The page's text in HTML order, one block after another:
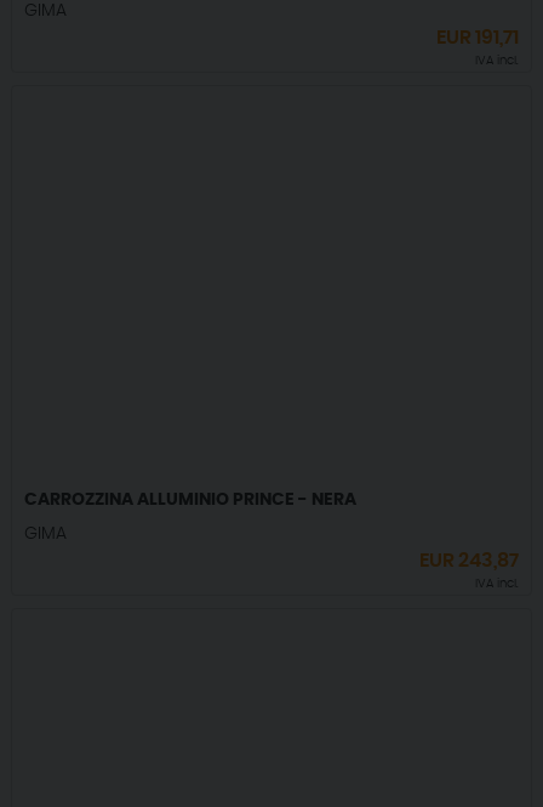
GIMA
EUR191,71
IVA incl.
CARROZZINA ALLUMINIO PRINCE - NERA
GIMA
EUR 243,87
IVA incl.